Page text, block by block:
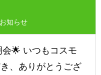
知らせ
🌟 いつもコスモ
、ありがとうござ